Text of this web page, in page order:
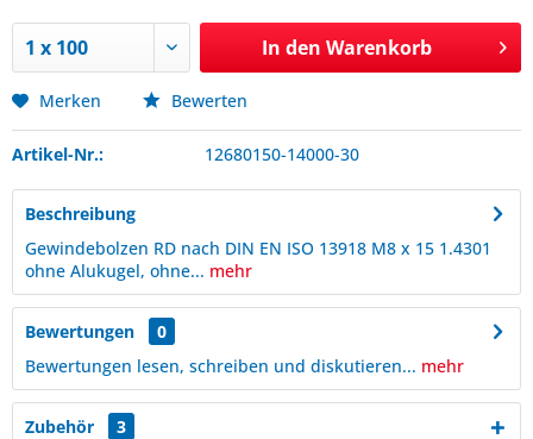
In den Warenkorb
Merken Bewerten
Artikel-Nr.: 12680150-14000-30
Beschreibung
Gewindebolzen RD nach DIN EN ISO 13918 M8 x 15 1.4301
ohne Alukugel, ohne... mehr
Bewertungen
0
Bewertungen lesen, schreiben und diskutieren... mehr
Zubehör 3